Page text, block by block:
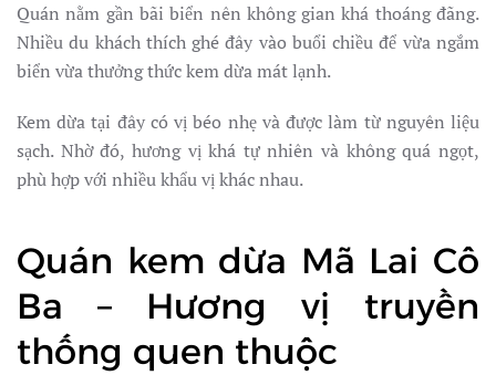
Quán nằm gần bãi biển nên không gian khá thoáng đãng.
Nhiều du khách thích ghé đây vào buổi chiều để vừa ngắm
biển vừa thưởng thức kem dừa mát lạnh.
Kem dừa tại đây có vị béo nhẹ và được làm từ nguyên liệu
sạch. Nhờ đó, hương vị khá tự nhiên và không quá ngọt,
phù hợp với nhiều khẩu vị khác nhau.
Quán kem dừa Mã Lai Cô
Ba – Hương vị truyền
thống quen thuộc